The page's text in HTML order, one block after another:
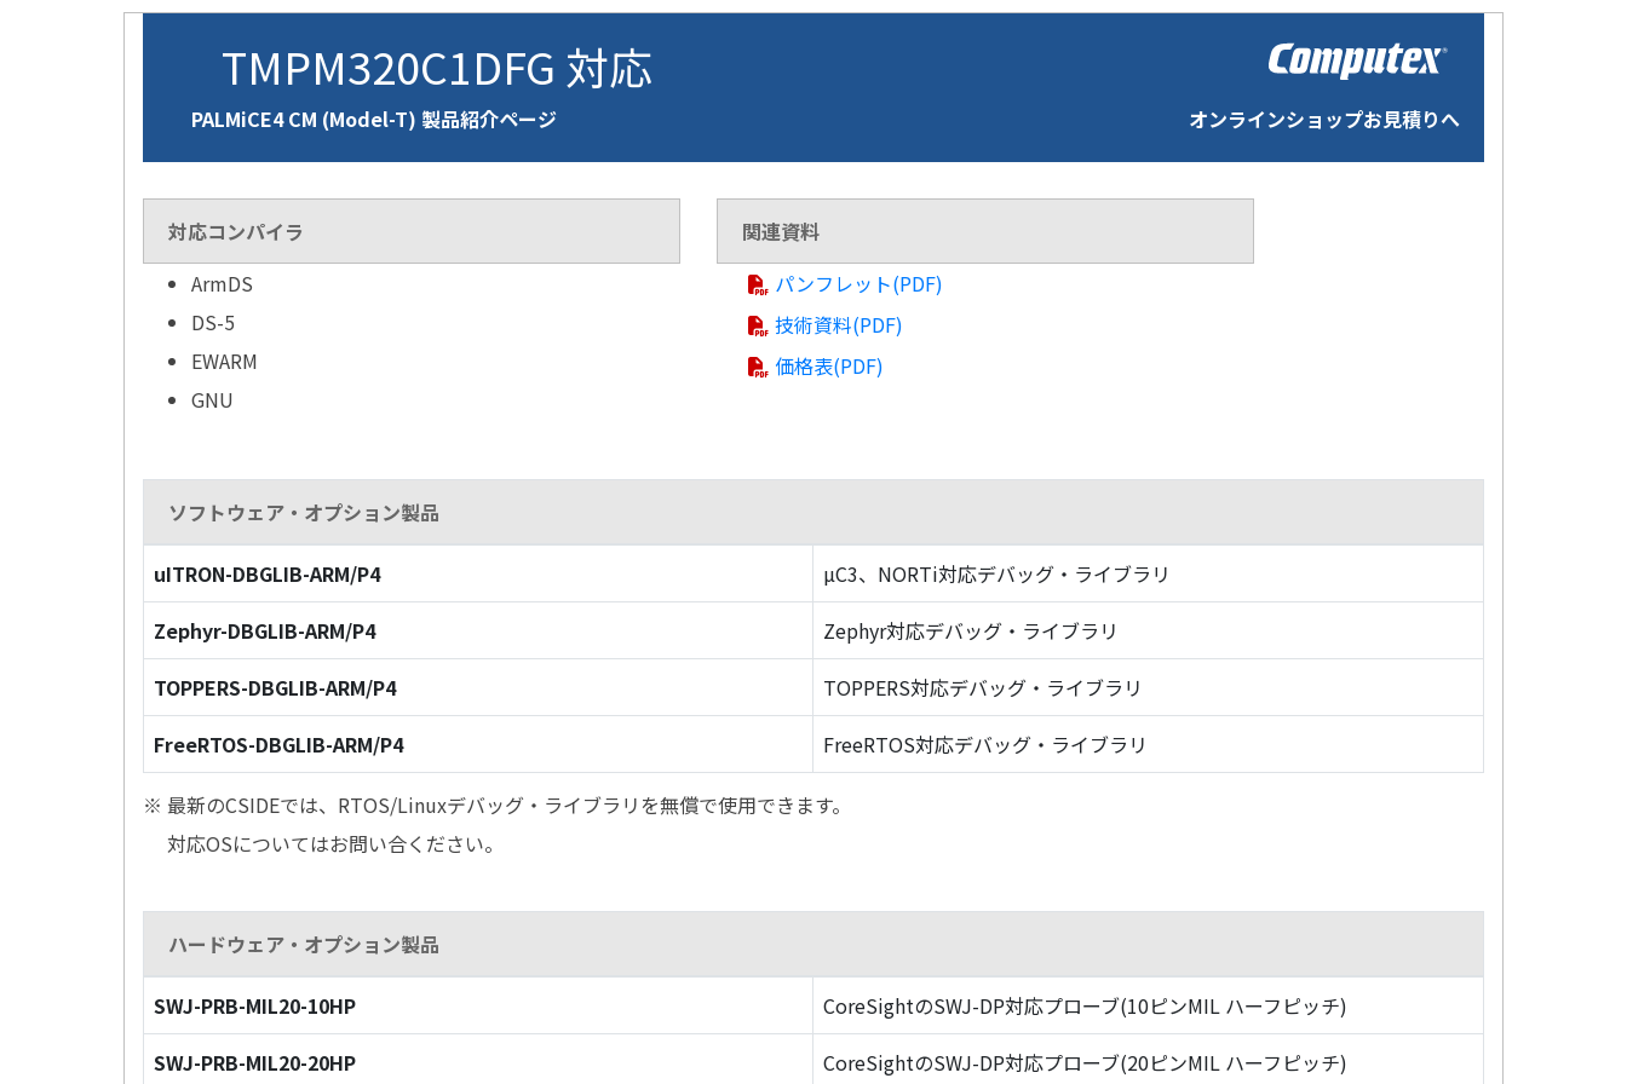
TMPM320C1DFG 対応
PALMiCE4 CM (Model-T) 製品紹介ページ オンラインショップお見積りへ
対応コンパイラ
ArmDS
DS-5
EWARM
GNU
関連資料
パンフレット(PDF)
技術資料(PDF)
価格表(PDF)
ソフトウェア・オプション製品
uITRON-DBGLIB-ARM/P4
µC3、NORTi対応デバッグ・ライブラリ
Zephyr-DBGLIB-ARM/P4
Zephyr対応デバッグ・ライブラリ
TOPPERS-DBGLIB-ARM/P4
TOPPERS対応デバッグ・ライブラリ
FreeRTOS-DBGLIB-ARM/P4
FreeRTOS対応デバッグ・ライブラリ
※ 最新のCSIDEでは、RTOS/Linuxデバッグ・ライブラリを無償で使用できます。
対応OSについてはお問い合ください。
ハードウェア・オプション製品
SWJ-PRB-MIL20-10HP
CoreSightのSWJ-DP対応プローブ(10ピンMIL ハーフピッチ)
SWJ-PRB-MIL20-20HP
CoreSightのSWJ-DP対応プローブ(20ピンMIL ハーフピッチ)